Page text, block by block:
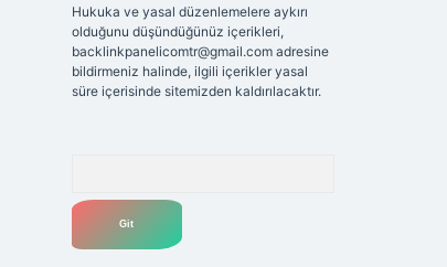
Hukuka ve yasal düzenlemelere aykırı
olduğunu düşündüğünüz içerikleri,
backlinkpanelicomtr@gmail.comadresine
bildirmeniz halinde, ilgili içerikler yasal
süre içerisinde sitemizden kaldırılacaktır.